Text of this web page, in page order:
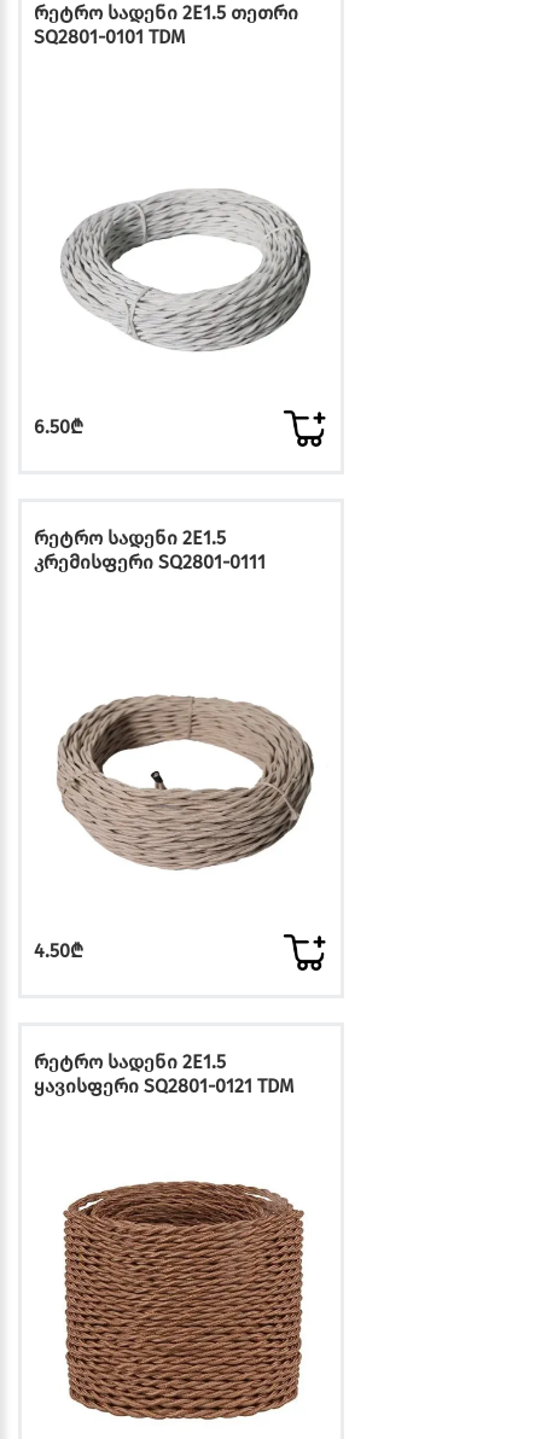
რეტრო სადენი 2E1.5 თეთრი
SQ2801-0101 TDM
6.50₾
რეტრო სადენი 2E1.5
კრემისფერი SQ2801-0111
4.50₾
რეტრო სადენი 2E1.5
ყავისფერი SQ2801-0121 TDM